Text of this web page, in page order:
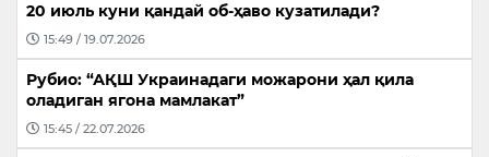
20 июль куни қандай об-ҳаво кузатилади?
15:49 / 19.07.2026
Рубио: “АҚШ Украинадаги можарони ҳал қила
оладиган ягона мамлакат”
15:45 / 22.07.2026